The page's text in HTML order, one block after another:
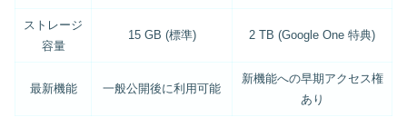
ストレージ
容量
15 GB (標準) 2 TB (Google One 特典)
最新機能 一般公開後に利用可能
新機能への早期アクセス権
あり